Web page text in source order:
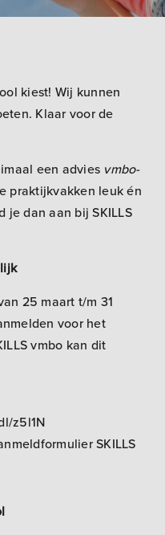
kiest! Wij kunnen
Klaar voor de
een advies vmbo-
praktijkvakken leuk én
je dan aan bij SKILLS
25 maart t/m 31
voor het
vmbo kan dit
z5l1N
SKILLS